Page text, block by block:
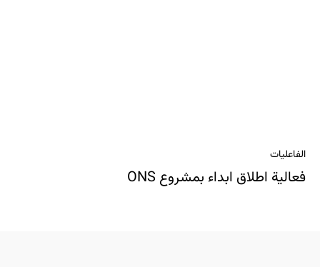
الفاعليات
فعالية اطلاق ابداء بمشروع ONS